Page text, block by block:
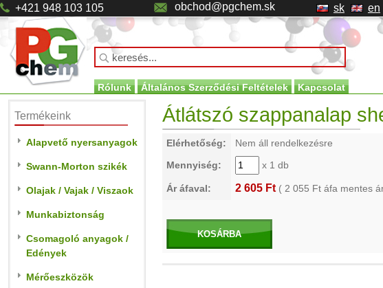
+421 948 103 105 obchod@pgchem.sk sk en
Rólunk Általános Szerződési Feltételek Kapcsolat
Termékeink
Alapvető nyersanyagok
Swann-Morton szikék
Olajak / Vajak / Viszaok
Munkabiztonság
Csomagoló anyagok /
Edények
Mérőeszközök
Átlátszó szappanalap
Elérhetőség:
Nem áll rendelkezésre
Mennyiség:
x 1 db
Ár áfaval: 2 605 Ft ( 2 055 Ft áfa mentes
KOSÁRBA